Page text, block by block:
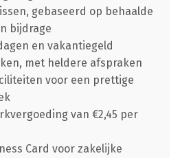
gebaseerd op behaalde
bijdrage
en vakantiegeld
met heldere afspraken
voor een prettige
van €2,45 per
Card voor zakelijke